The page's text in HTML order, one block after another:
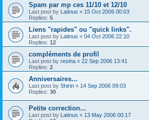
Spam par mp ces 11/10 et 12/10
Last post by Latinus « 15 Oct 2006 00:03
Replies: 5
Liens "rapides" ou "quick links".
Last post by Latinus « 04 Oct 2006 22:10
Replies: 12
compléments de profil
Last post by resina « 22 Sep 2006 13:41
Replies: 2
Anniversaires...
Last post by Shirin « 14 Sep 2006 09:03
Replies: 30
Petite correction...
Last post by Latinus « 13 May 2006 00:17